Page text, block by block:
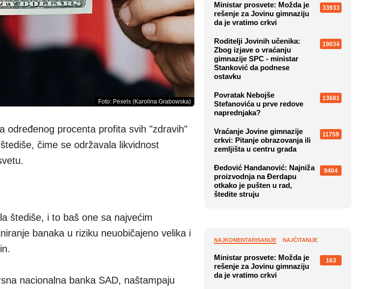
Foto: Pexels (Karolina Grabowska)
određenog procenta profita svih "zdravih"
čime se održavala likvidnost
štediše, i to baš one sa najvećim
banaka u riziku neuobičajeno velika i
nacionalna banka SAD, naštampaju
Ministar prosvete: Možda je
rešenje za Jovinu gimnaziju
da je vratimo crkvi
33933
Roditelji Jovinih učenika:
Zbog izjave o vraćanju
gimnazije SPC - ministar
Stanković da podnese
ostavku
19034
Povratak Nebojše
Stefanovića u prve redove
naprednjaka?
13681
Vraćanje Jovine gimnazije
crkvi: Pitanje obrazovanja ili
zemljišta u centru grada
11759
Đedović Handanović: Najniža
proizvodnja na Đerdapu
otkako je pušten u rad,
štedite struju
9404
NAJKOMENTARISANIJE NAJČITANIJE
Ministar prosvete: Možda je
rešenje za Jovinu gimnaziju
da je vratimo crkvi
163